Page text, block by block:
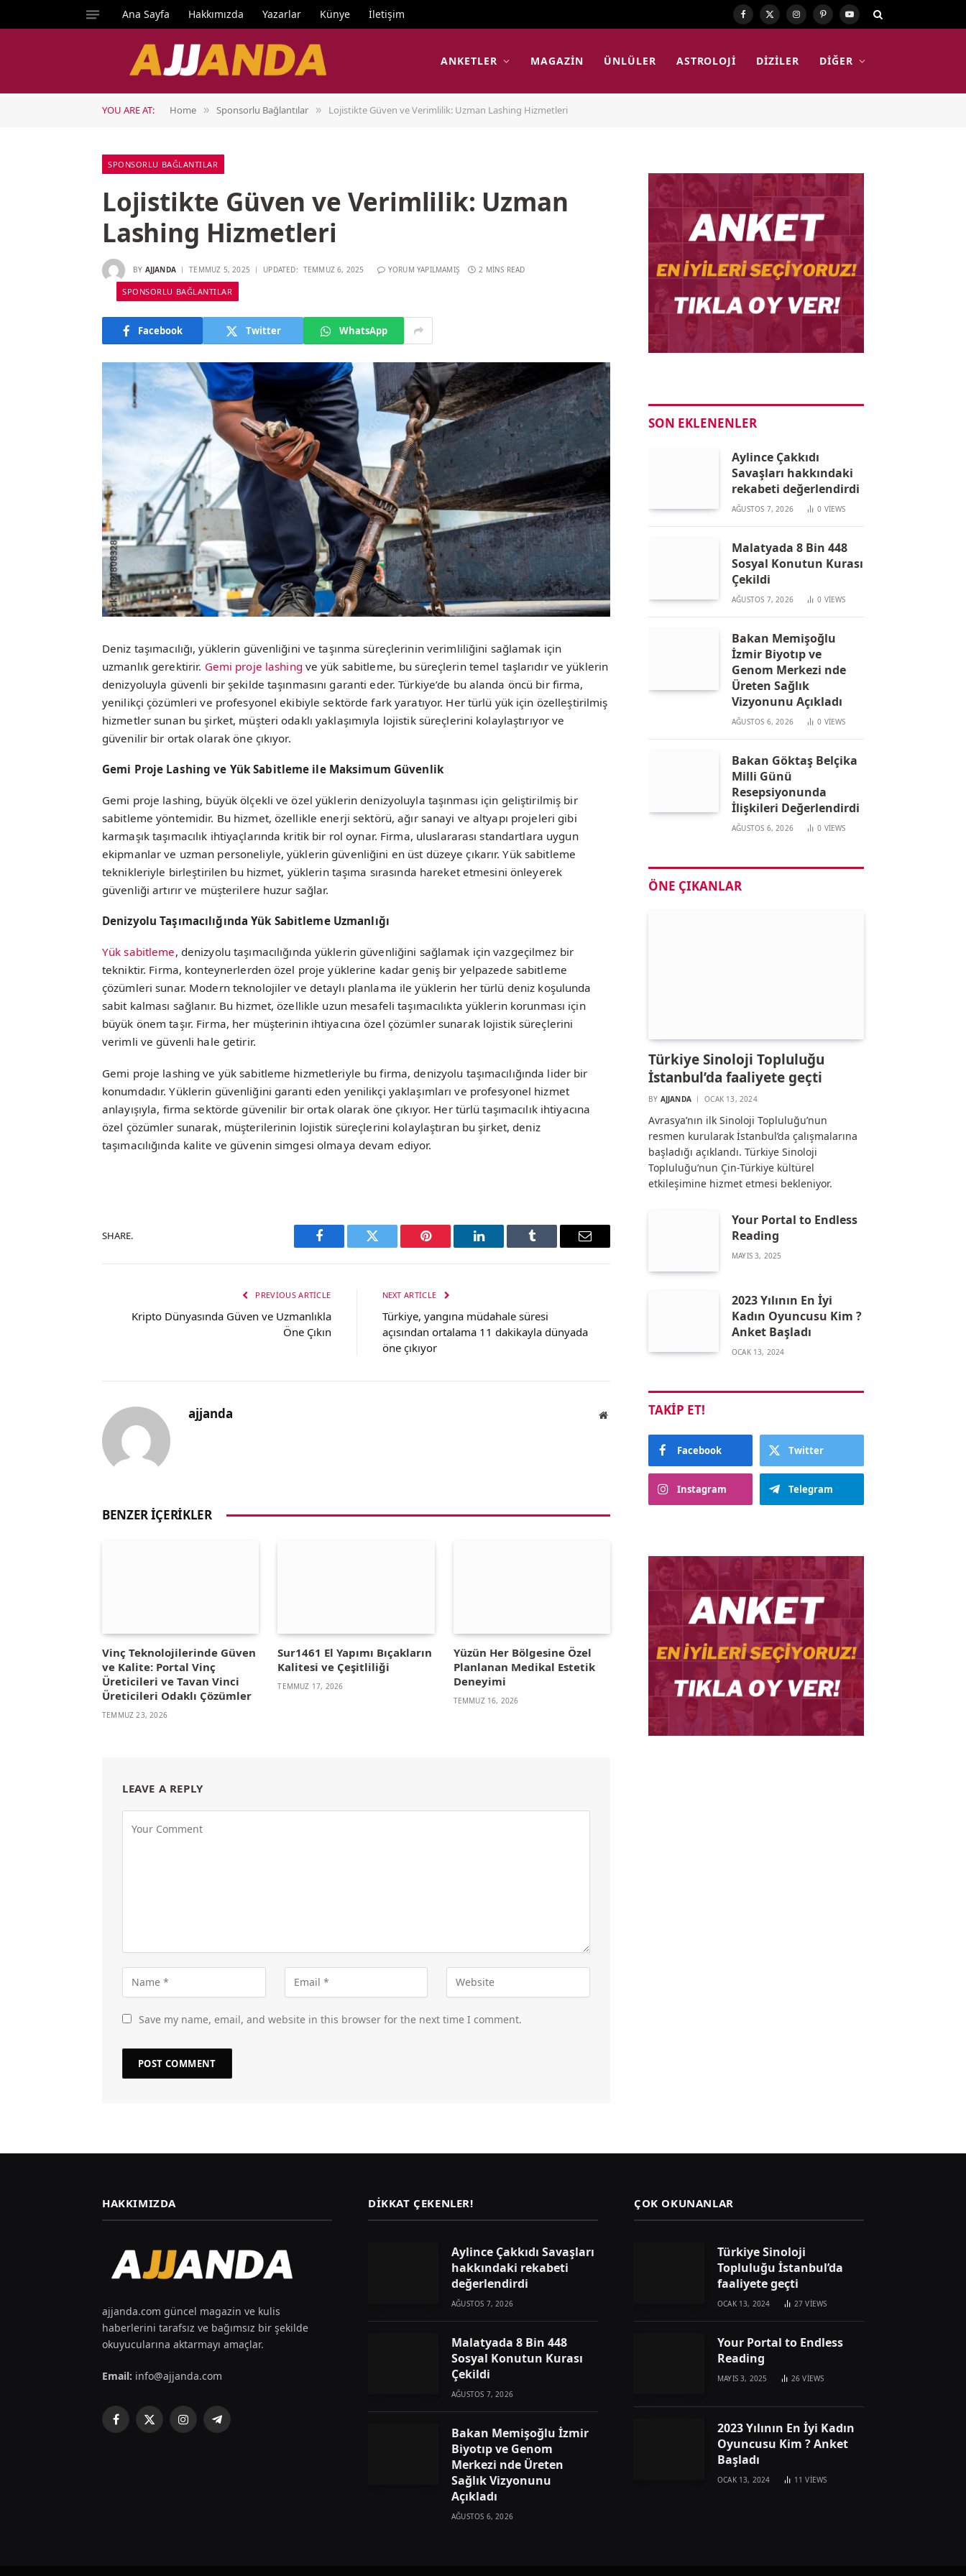
Ana Sayfa Hakkımızda Yazarlar Künye İletişim Facebook
X
Instagram
PinterestYouTube
ANKETLER MAGAZIN ÜNLÜLER ASTROLOJI DIZILER DIĞER
YOU ARE AT: Home » Sponsorlu Bağlantılar » Lojistikte Güven ve Verimlilik: Uzman Lashing Hizmetleri
SPONSORLU BAĞLANTILAR
Lojistikte Güven ve Verimlilik: Uzman
Lashing Hizmetleri
BY AJJANDA TEMMUZ 5, 2025 UPDATED: TEMMUZ 6, 2025 YORUM YAPILMAMIŞ 2 MINS READ
SPONSORLU BAĞLANTILAR
Facebook Twitter WhatsApp
Deniz taşımacılığı, yüklerin güvenliğini ve taşınma süreçlerinin verimliliğini sağlamak için
uzmanlık gerektirir. Gemi proje lashing ve yük sabitleme, bu süreçlerin temel taşlarıdır ve yüklerin
denizyoluyla güvenli bir şekilde taşınmasını garanti eder. Türkiye’de bu alanda öncü bir firma,
yenilikçi çözümleri ve profesyonel ekibiyle sektörde fark yaratıyor. Her türlü yük için özelleştirilmiş
hizmetler sunan bu şirket, müşteri odaklı yaklaşımıyla lojistik süreçlerini kolaylaştırıyor ve
güvenilir bir ortak olarak öne çıkıyor.
Gemi Proje Lashing ve Yük Sabitleme ile Maksimum Güvenlik
Gemi proje lashing, büyük ölçekli ve özel yüklerin denizyoluyla taşınması için geliştirilmiş bir
sabitleme yöntemidir. Bu hizmet, özellikle enerji sektörü, ağır sanayi ve altyapı projeleri gibi
karmaşık taşımacılık ihtiyaçlarında kritik bir rol oynar. Firma, uluslararası standartlara uygun
ekipmanlar ve uzman personeliyle, yüklerin güvenliğini en üst düzeye çıkarır. Yük sabitleme
teknikleriyle birleştirilen bu hizmet, yüklerin taşıma sırasında hareket etmesini önleyerek
güvenliği artırır ve müşterilere huzur sağlar.
Denizyolu Taşımacılığında Yük Sabitleme Uzmanlığı
Yük sabitleme, denizyolu taşımacılığında yüklerin güvenliğini sağlamak için vazgeçilmez bir
tekniktir. Firma, konteynerlerden özel proje yüklerine kadar geniş bir yelpazede sabitleme
çözümleri sunar. Modern teknolojiler ve detaylı planlama ile yüklerin her türlü deniz koşulunda
sabit kalması sağlanır. Bu hizmet, özellikle uzun mesafeli taşımacılıkta yüklerin korunması için
büyük önem taşır. Firma, her müşterinin ihtiyacına özel çözümler sunarak lojistik süreçlerini
verimli ve güvenli hale getirir.
Gemi proje lashing ve yük sabitleme hizmetleriyle bu firma, denizyolu taşımacılığında lider bir
konumdadır. Yüklerin güvenliğini garanti eden yenilikçi yaklaşımları ve profesyonel hizmet
anlayışıyla, firma sektörde güvenilir bir ortak olarak öne çıkıyor. Her türlü taşımacılık ihtiyacına
özel çözümler sunarak, müşterilerinin lojistik süreçlerini kolaylaştıran bu şirket, deniz
taşımacılığında kalite ve güvenin simgesi olmaya devam ediyor.
SHARE.
Facebook Twitter Pinterest LinkedIn Tumblr Email
PREVIOUS ARTICLE
Kripto Dünyasında Güven ve Uzmanlıkla
Öne Çıkın
NEXT ARTICLE
Türkiye, yangına müdahale süresi
açısından ortalama 11 dakikayla dünyada
öne çıkıyor
ajjanda Website
BENZER İÇERIKLER
Vinç Teknolojilerinde Güven
ve Kalite: Portal Vinç
Üreticileri ve Tavan Vinci
Üreticileri Odaklı Çözümler
TEMMUZ 23, 2026
Sur1461 El Yapımı Bıçakların
Kalitesi ve Çeşitliliği
TEMMUZ 17, 2026
Yüzün Her Bölgesine Özel
Planlanan Medikal Estetik
Deneyimi
TEMMUZ 16, 2026
LEAVE A REPLY
Save my name, email, and website in this browser for the next time I comment.
SON EKLENENLER
Aylince Çakkıdı
Savaşları hakkındaki
rekabeti değerlendirdi
AĞUSTOS 7, 2026 0 VIEWS
Malatyada 8 Bin 448
Sosyal Konutun Kurası
Çekildi
AĞUSTOS 7, 2026 0 VIEWS
Bakan Memişoğlu
İzmir Biyotıp ve
Genom Merkezi nde
Üreten Sağlık
Vizyonunu Açıkladı
AĞUSTOS 6, 2026 0 VIEWS
Bakan Göktaş Belçika
Milli Günü
Resepsiyonunda
İlişkileri Değerlendirdi
AĞUSTOS 6, 2026 0 VIEWS
ÖNE ÇIKANLAR
Türkiye Sinoloji Topluluğu
İstanbul’da faaliyete geçti
BY AJJANDA OCAK 13, 2024
Avrasya’nın ilk Sinoloji Topluluğu’nun
resmen kurularak İstanbul’da çalışmalarına
başladığı açıklandı. Türkiye Sinoloji
Topluluğu’nun Çin-Türkiye kültürel
etkileşimine hizmet etmesi bekleniyor.
Your Portal to Endless
Reading
MAYIS 3, 2025
2023 Yılının En İyi
Kadın Oyuncusu Kim ?
Anket Başladı
OCAK 13, 2024
TAKIP ET!
Facebook Twitter
Instagram Telegram
HAKKIMIZDA
ajjanda.com güncel magazin ve kulis
haberlerini tarafsız ve bağımsız bir şekilde
okuyucularına aktarmayı amaçlar.
Email: info@ajjanda.com
Facebook
X
InstagramTelegram
DIKKAT ÇEKENLER!
Aylince Çakkıdı Savaşları
hakkındaki rekabeti
değerlendirdi
AĞUSTOS 7, 2026
Malatyada 8 Bin 448
Sosyal Konutun Kurası
Çekildi
AĞUSTOS 7, 2026
Bakan Memişoğlu İzmir
Biyotıp ve Genom
Merkezi nde Üreten
Sağlık Vizyonunu
Açıkladı
AĞUSTOS 6, 2026
ÇOK OKUNANLAR
Türkiye Sinoloji
Topluluğu İstanbul’da
faaliyete geçti
OCAK 13, 2024 27VIEWS
Your Portal to Endless
Reading
MAYIS 3, 2025 26VIEWS
2023 Yılının En İyi Kadın
Oyuncusu Kim ? Anket
Başladı
OCAK 13, 2024 11VIEWS